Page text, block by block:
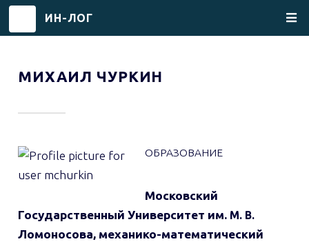
основному
ИН-ЛОГ
МИХАИЛ ЧУРКИН
ОБРАЗОВАНИЕ
Московский
Государственный Университет им. М. В.
Ломоносова, механико-математический